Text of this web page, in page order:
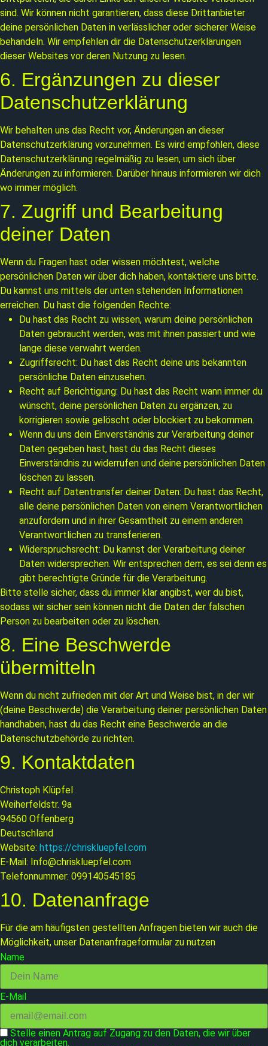
sind. Wir können nicht garantieren, dass diese Drittanbieter
deine persönlichen Daten in verlässlicher oder sicherer Weise
behandeln. Wir empfehlen dir die Datenschutzerklärungen
dieser Websites vor deren Nutzung zu lesen.
6. Ergänzungen zu dieser
Datenschutzerklärung
Wir behalten uns das Recht vor, Änderungen an dieser
Datenschutzerklärung vorzunehmen. Es wird empfohlen, diese
Datenschutzerklärung regelmäßig zu lesen, um sich über
Änderungen zu informieren. Darüber hinaus informieren wir dich
wo immer möglich.
7. Zugriff und Bearbeitung
deiner Daten
Wenn du Fragen hast oder wissen möchtest, welche
persönlichen Daten wir über dich haben, kontaktiere uns bitte.
Du kannst uns mittels der unten stehenden Informationen
erreichen. Du hast die folgenden Rechte:
Du hast das Recht zu wissen, warum deine persönlichen
Daten gebraucht werden, was mit ihnen passiert und wie
lange diese verwahrt werden.
Zugriffsrecht: Du hast das Recht deine uns bekannten
persönliche Daten einzusehen.
Recht auf Berichtigung: Du hast das Recht wann immer du
wünscht, deine persönlichen Daten zu ergänzen, zu
korrigieren sowie gelöscht oder blockiert zu bekommen.
Wenn du uns dein Einverständnis zur Verarbeitung deiner
Daten gegeben hast, hast du das Recht dieses
Einverständnis zu widerrufen und deine persönlichen Daten
löschen zu lassen.
Recht auf Datentransfer deiner Daten: Du hast das Recht,
alle deine persönlichen Daten von einem Verantwortlichen
anzufordern und in ihrer Gesamtheit zu einem anderen
Verantwortlichen zu transferieren.
Widerspruchsrecht: Du kannst der Verarbeitung deiner
Daten widersprechen. Wir entsprechen dem, es sei denn es
gibt berechtigte Gründe für die Verarbeitung.
Bitte stelle sicher, dass du immer klar angibst, wer du bist,
sodass wir sicher sein können nicht die Daten der falschen
Person zu bearbeiten oder zu löschen.
8. Eine Beschwerde
übermitteln
Wenn du nicht zufrieden mit der Art und Weise bist, in der wir
(deine Beschwerde) die Verarbeitung deiner persönlichen Daten
handhaben, hast du das Recht eine Beschwerde an die
Datenschutzbehörde zu richten.
9. Kontaktdaten
Christoph Klüpfel
Weiherfeldstr. 9a
94560 Offenberg
Deutschland
Website: https://chriskluepfel.com
E-Mail: Info@chriskluepfel.com
Telefonnummer: 099140545185
10. Datenanfrage
Für die am häufigsten gestellten Anfragen bieten wir auch die
Möglichkeit, unser Datenanfrageformular zu nutzen
Name
E-Mail
Stelle einen Antrag auf Zugang zu den Daten, die wir über
dich verarbeiten.